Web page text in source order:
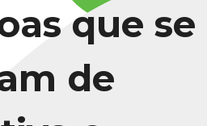
que se
de